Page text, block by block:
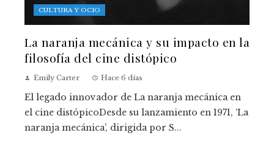
CULTURA Y OCIO
La naranja mecánica y su impacto en la
filosofía del cine distópico
Emily Carter Hace 6 días
El legado innovador de La naranja mecánica en
el cine distópicoDesde su lanzamiento en 1971, ‘La
naranja mecánica’, dirigida por S...